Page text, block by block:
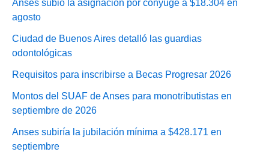
Anses subió la asignación por cónyuge a $18.304 en
agosto
Ciudad de Buenos Aires detalló las guardias
odontológicas
Requisitos para inscribirse a Becas Progresar 2026
Montos del SUAF de Anses para monotributistas en
septiembre de 2026
Anses subiría la jubilación mínima a $428.171 en
septiembre